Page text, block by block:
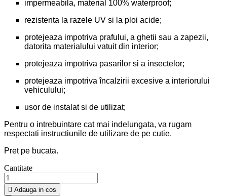
impermeabila, material 100% waterproof;
rezistenta la razele UV si la ploi acide;
protejeaza impotriva prafului, a ghetii sau a zapezii,
datorita materialului vatuit din interior;
protejeaza impotriva pasarilor si a insectelor;
protejeaza impotriva încalzirii excesive a interiorului
vehiculului;
usor de instalat si de utilizat;
Pentru o intrebuintare cat mai indelungata, va rugam
respectati instructiunile de utilizare de pe cutie.
Pret pe bucata.
Cantitate
 Adauga in cos